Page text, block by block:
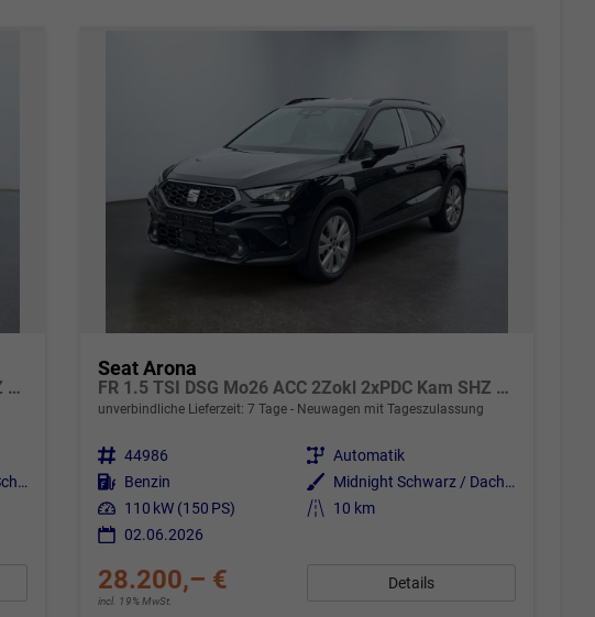
FR 1.5 TSI DSG Mo26 ACC 2Zokl 2xPDC Kam SHZ Full Link
Nevada Weiss / Dach Schwarz
Seat Arona
FR 1.5 TSI DSG Mo26 ACC 2Zokl 2xPDC Kam SHZ Full Link
unverbindliche Lieferzeit: 7 Tage Neuwagen mit Tageszulassung
Fahrzeugnr. 44986 Getriebe Automatik
Kraftstoff Benzin Außenfarbe
Midnight Schwarz / Dach Schwarz
Leistung 110 kW (150 PS) Kilometerstand
10 km
02.06.2026
28.200,– €
incl. 19% MwSt.
Details